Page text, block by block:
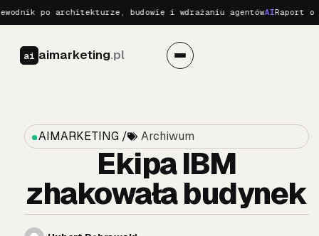
po architekturze, budowie i wdrażaniu agentówAIRaport o
ai aimarketing.pl
AIMARKETING / Archiwum
Ekipa IBM
zhakowała budynek